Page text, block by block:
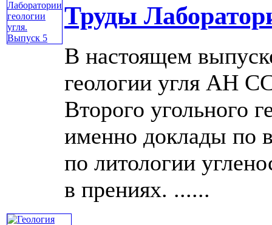
Труды
В настоящем
геологии угля АН
Второго угольного
именно доклады по
по литологии
в прениях. ......